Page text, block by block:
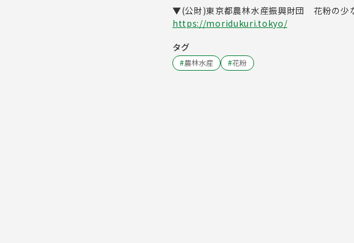
▼(公財)東京都農林水産振興財団 花粉の少
https://moridukuri.tokyo/
タグ
#農林水産 #花粉